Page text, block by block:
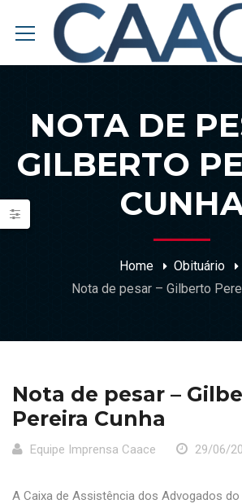
NOTA DE
GILBERTO
Home
Obituário
Nota de pesar – Gilberto
Nota de pesar –
Pereira Cunha
Equipe Imprensa Caace 29/06/
A Caixa de Assistência dos Advogados do